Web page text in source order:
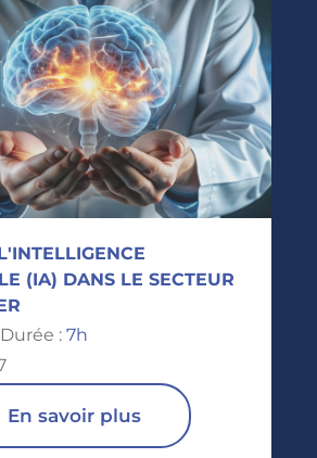
(IA) DANS LE SECTEUR
Durée : 7h
En savoir plus